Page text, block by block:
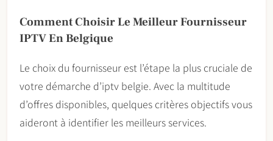
Comment Choisir Le Meilleur Fournisseur
IPTV En Belgique
Le choix du fournisseur est l’étape la plus cruciale de
votre démarche d’iptv belgie. Avec la multitude
d’offres disponibles, quelques critères objectifs vous
aideront à identifier les meilleurs services.